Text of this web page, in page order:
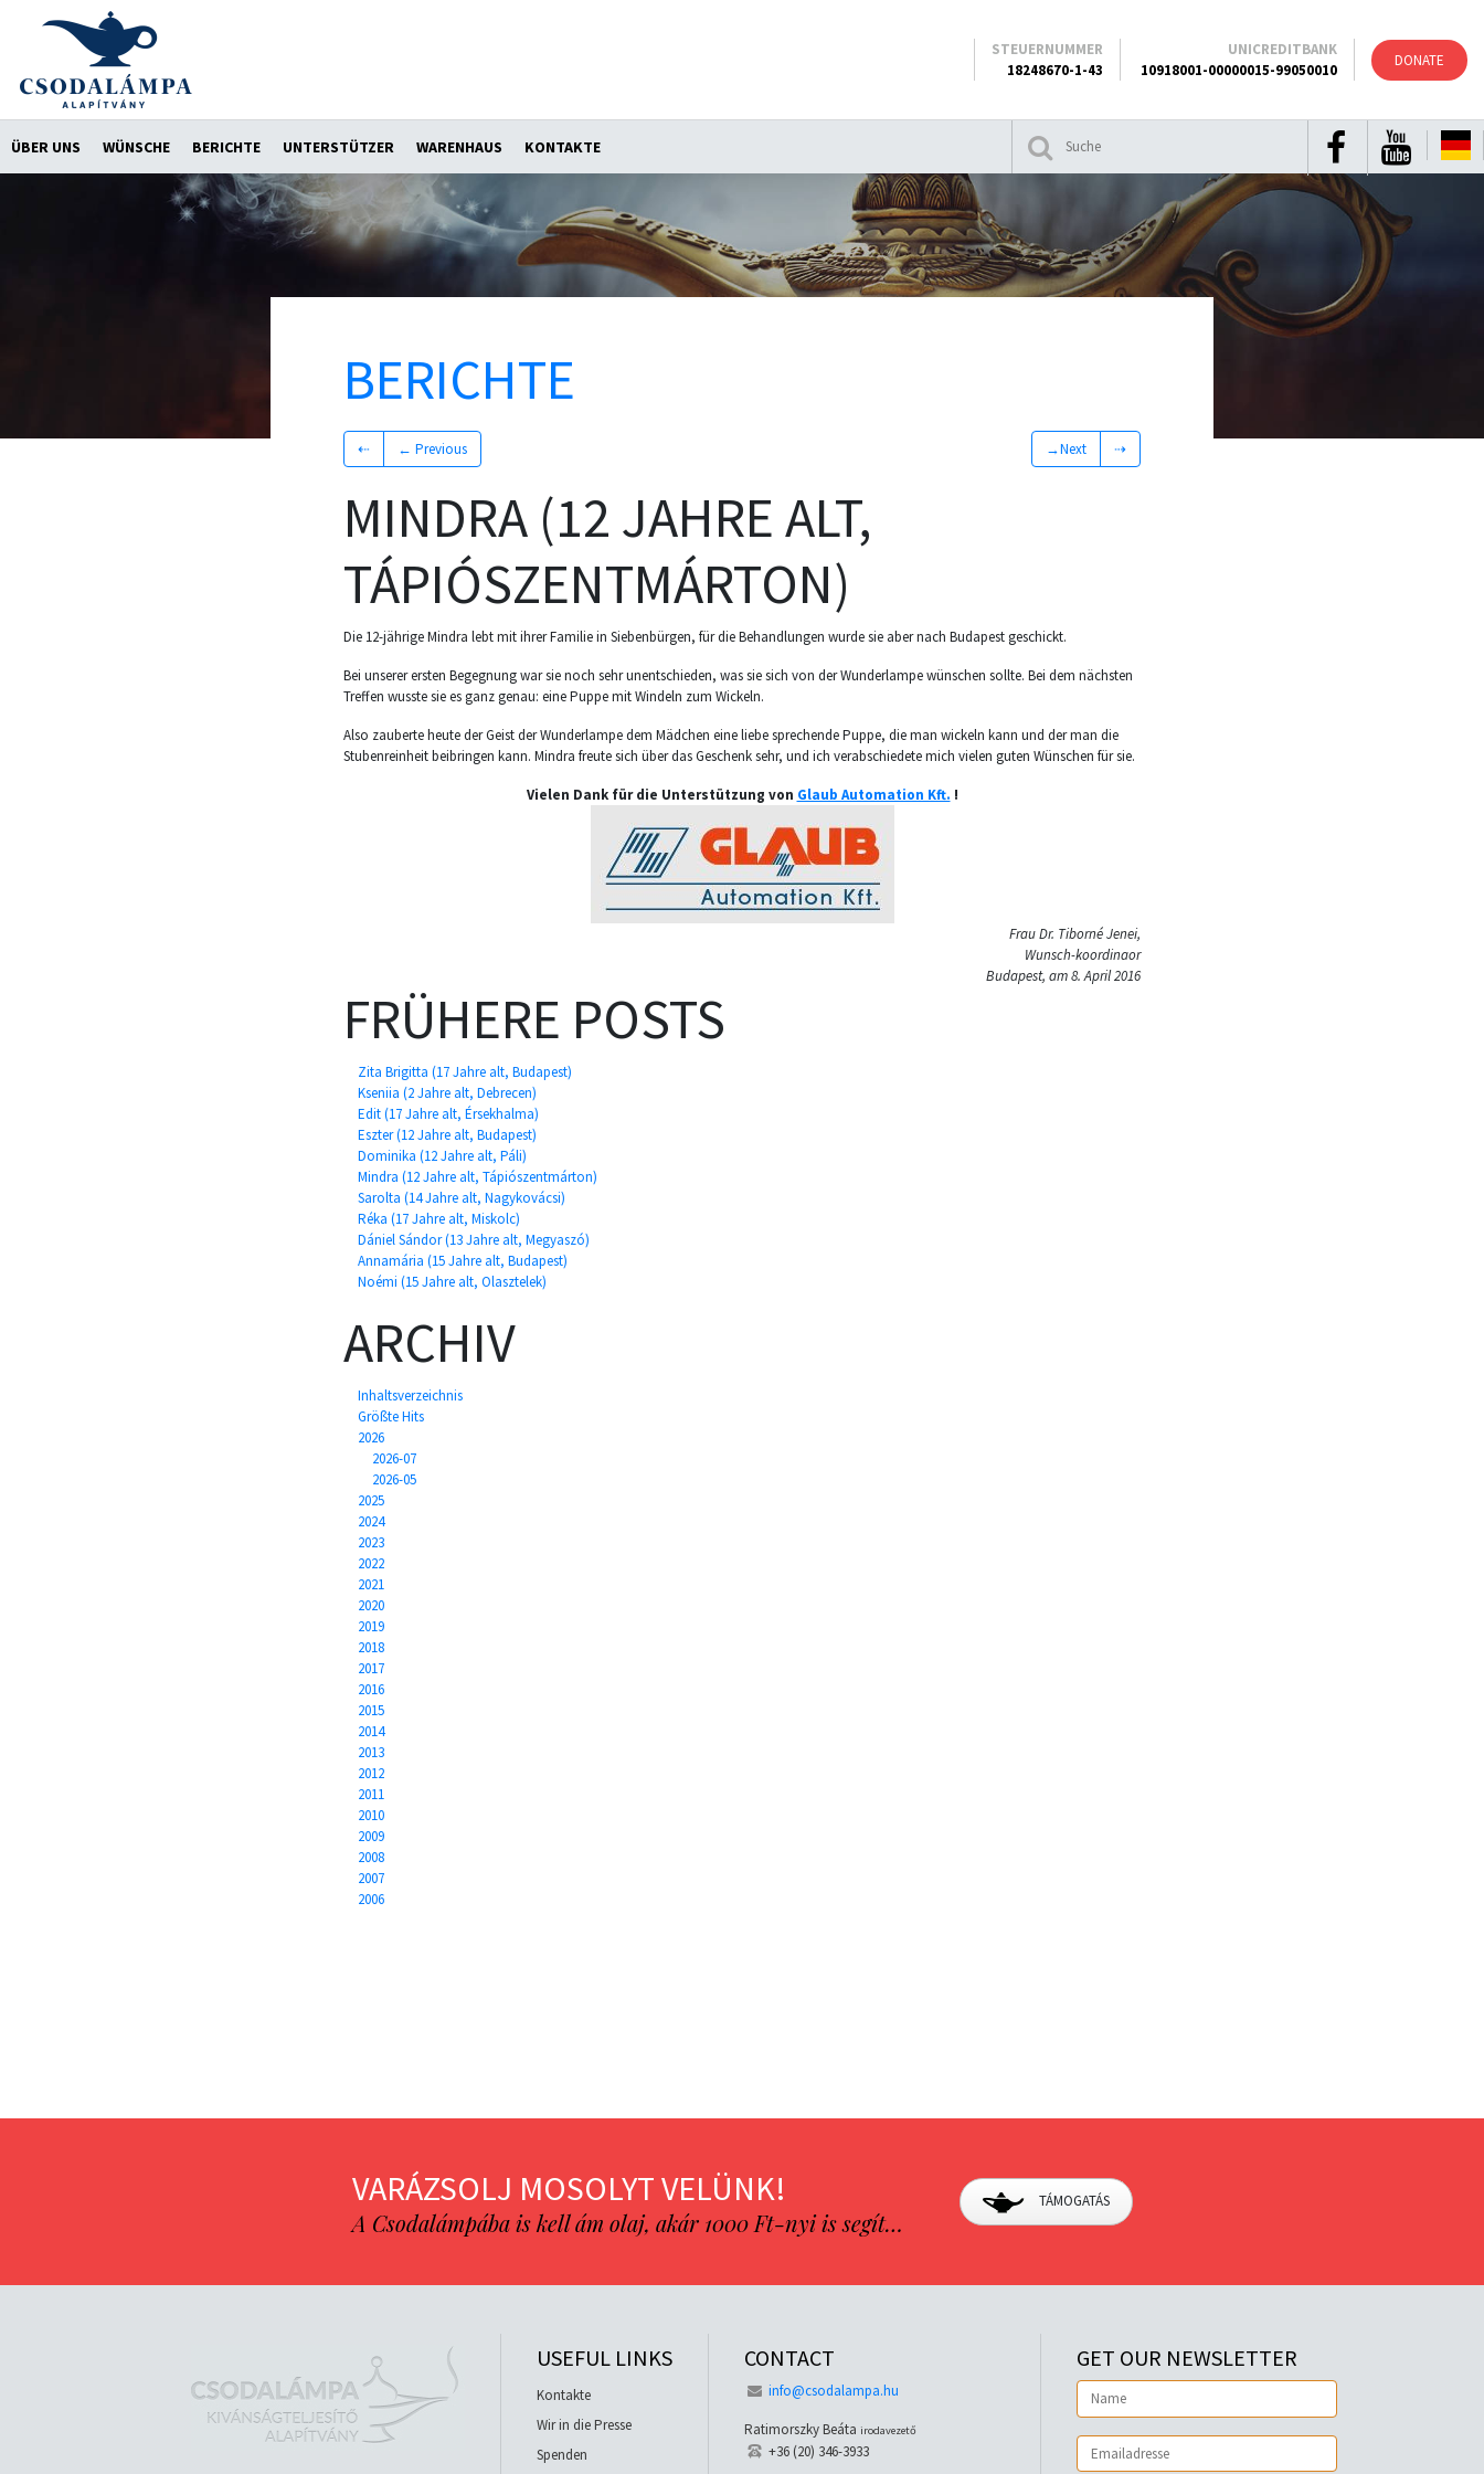
DONATE
ÜBER UNS WÜNSCHE BERICHTE UNTERSTÜTZER WARENHAUS KONTAKTE
STEUERNUMMER
18248670-1-43
UNICREDITBANK
10918001-00000015-99050010
BERICHTE
⇠ ← Previous →Next ⇢
MINDRA (12 JAHRE ALT,
TÁPIÓSZENTMÁRTON)
Die 12-jährige Mindra lebt mit ihrer Familie in Siebenbürgen, für die Behandlungen wurde sie aber nach Budapest geschickt.
Bei unserer ersten Begegnung war sie noch sehr unentschieden, was sie sich von der Wunderlampe wünschen sollte. Bei dem nächsten
Treffen wusste sie es ganz genau: eine Puppe mit Windeln zum Wickeln.
Also zauberte heute der Geist der Wunderlampe dem Mädchen eine liebe sprechende Puppe, die man wickeln kann und der man die
Stubenreinheit beibringen kann. Mindra freute sich über das Geschenk sehr, und ich verabschiedete mich vielen guten Wünschen für sie.
Vielen Dank für die Unterstützung von Glaub Automation Kft. !
Frau Dr. Tiborné Jenei,
Wunsch-koordinaor
Budapest, am 8. April 2016
FRÜHERE POSTS
Zita Brigitta (17 Jahre alt, Budapest)
Kseniia (2 Jahre alt, Debrecen)
Edit (17 Jahre alt, Érsekhalma)
Eszter (12 Jahre alt, Budapest)
Dominika (12 Jahre alt, Páli)
Mindra (12 Jahre alt, Tápiószentmárton)
Sarolta (14 Jahre alt, Nagykovácsi)
Réka (17 Jahre alt, Miskolc)
Dániel Sándor (13 Jahre alt, Megyaszó)
Annamária (15 Jahre alt, Budapest)
Noémi (15 Jahre alt, Olasztelek)
ARCHIV
Inhaltsverzeichnis
Größte Hits
2026
2026-07
2026-05
2025
2024
2023
2022
2021
2020
2019
2018
2017
2016
2015
2014
2013
2012
2011
2010
2009
2008
2007
2006
VARÁZSOLJ MOSOLYT VELÜNK!
A Csodalámpába is kell ám olaj, akár 1000 Ft-nyi is segít…
TÁMOGATÁS
USEFUL LINKS
Kontakte
Wir in die Presse
Spenden
CONTACT
info@csodalampa.hu
Ratimorszky Beáta irodavezető
+36 (20) 346-3933
GET OUR NEWSLETTER